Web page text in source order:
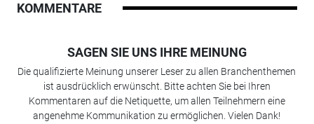
KOMMENTARE
SAGEN SIE UNS IHRE MEINUNG
Die qualifizierte Meinung unserer Leser zu allen Branchenthemen
ist ausdrücklich erwünscht. Bitte achten Sie bei Ihren
Kommentaren auf die Netiquette, um allen Teilnehmern eine
angenehme Kommunikation zu ermöglichen. Vielen Dank!